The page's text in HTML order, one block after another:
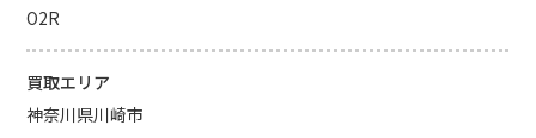
O2R
買取エリア
神奈川県川崎市